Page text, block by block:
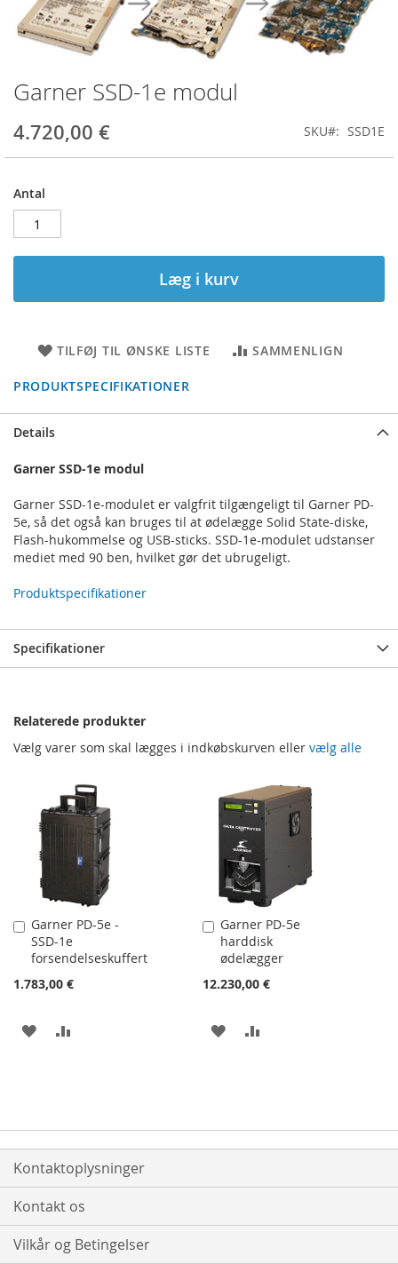
Garner SSD-1e modul
4.720,00 € SKU SSD1E
Antal
Læg i kurv
TILFØJ TIL ØNSKE LISTE SAMMENLIGN
PRODUKTSPECIFIKATIONER
Gå
til
starten
af
billedgalleriet
Details
Garner SSD-1e modul
Garner SSD-1e-modulet er valgfrit tilgængeligt til Garner PD-
5e, så det også kan bruges til at ødelægge Solid State-diske,
Flash-hukommelse og USB-sticks. SSD-1e-modulet udstanser
mediet med 90 ben, hvilket gør det ubrugeligt.
Produktspecifikationer
Specifikationer
Relaterede produkter
Vælg varer som skal lægges i indkøbskurven eller vælg alle
Garner PD-5e -
SSD-1e
forsendelseskuffert
1.783,00 €
Læg
i
kurv
TILFØJ
Garner PD-5e
harddisk
ødelægger
12.230,00 €
Læg
i
kurv
TILFØJ
Kontaktoplysninger
Kontakt os
Vilkår og Betingelser